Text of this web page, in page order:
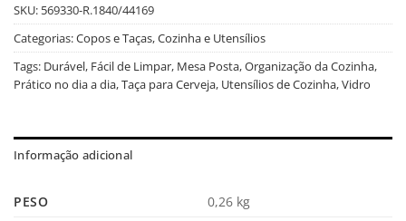
SKU: 569330-R.1840/44169
Categorias:Copos e Taças,Cozinha e Utensílios
Tags: Durável, Fácil de Limpar, Mesa Posta,Organização da Cozinha,
Prático no dia a dia,Taça para Cerveja, Utensílios de Cozinha,Vidro
Informação adicional
PESO
0,26 kg